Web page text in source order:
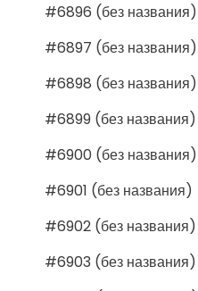
#6896 (без названия)
#6897 (без названия)
#6898 (без названия)
#6899 (без названия)
#6900 (без названия)
#6901 (без названия)
#6902 (без названия)
#6903 (без названия)